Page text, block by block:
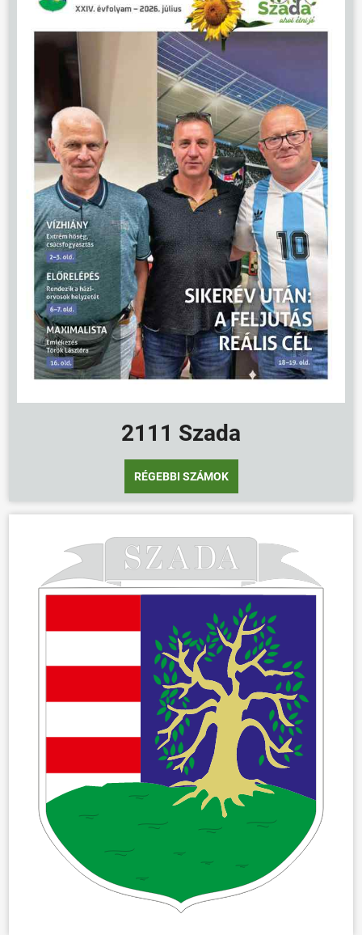
ÖNKORMÁNYZAT
ÜGYINTÉZÉS
KÖZÖSSÉG
HÍREK
VÁLASZTÁSOK
2111 Szada
RÉGEBBI SZÁMOK